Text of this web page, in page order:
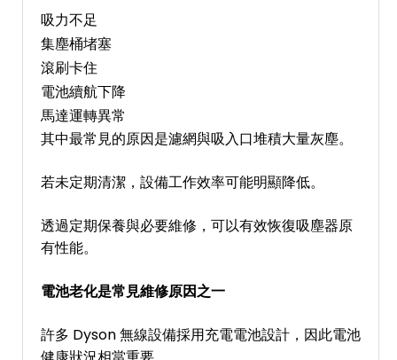
吸力不足
集塵桶堵塞
滾刷卡住
電池續航下降
馬達運轉異常
其中最常見的原因是濾網與吸入口堆積大量灰塵。
若未定期清潔，設備工作效率可能明顯降低。
透過定期保養與必要維修，可以有效恢復吸塵器原
有性能。
電池老化是常見維修原因之一
許多 Dyson 無線設備採用充電電池設計，因此電池